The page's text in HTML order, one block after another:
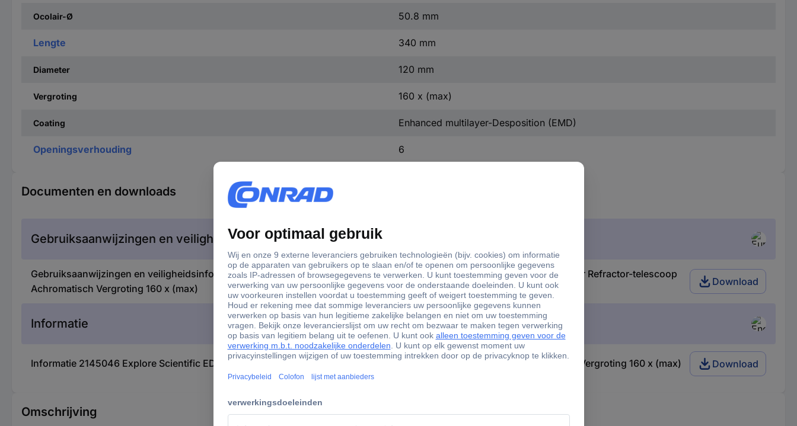
Ocolair-Ø 50.8 mm
Lengte 340 mm
Diameter 120 mm
Vergroting 160 x (max)
Coating Enhanced multilayer-Desposition (EMD)
Openingsverhouding 6
Documenten en downloads
Gebruiksaanwijzingen en veiligheidsinformatie
Gebruiksaanwijzingen en veiligheidsinformatie 2145046 Explore Scientific ED APO 80mm f/6 FCD-1 Alu 2" R&P Fokussierer Refractor-telescoop
Achromatisch Vergroting 160 x (max)
Download
Informatie
Informatie 2145046 Explore Scientific ED APO 80mm f/6 FCD-1 Alu 2" R&P Fokussierer Refractor-telescoop Achromatisch Vergroting 160 x (max) Download
Omschrijving